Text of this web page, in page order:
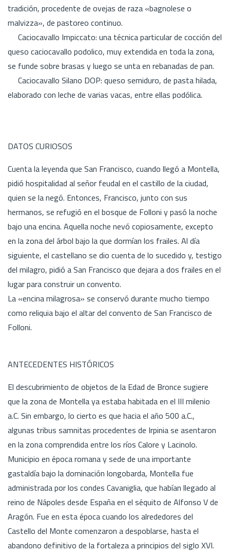
tradición, procedente de ovejas de raza «bagnolese o
malvizza», de pastoreo continuo.
Caciocavallo Impiccato: una técnica particular de cocción del
queso caciocavallo podolico, muy extendida en toda la zona,
se funde sobre brasas y luego se unta en rebanadas de pan.
Caciocavallo Silano DOP: queso semiduro, de pasta hilada,
elaborado con leche de varias vacas, entre ellas podólica.
DATOS CURIOSOS
Cuenta la leyenda que San Francisco, cuando llegó a Montella,
pidió hospitalidad al señor feudal en el castillo de la ciudad,
quien se la negó. Entonces, Francisco, junto con sus
hermanos, se refugió en el bosque de Folloni y pasó la noche
bajo una encina. Aquella noche nevó copiosamente, excepto
en la zona del árbol bajo la que dormían los frailes. Al día
siguiente, el castellano se dio cuenta de lo sucedido y, testigo
del milagro, pidió a San Francisco que dejara a dos frailes en el
lugar para construir un convento.
La «encina milagrosa» se conservó durante mucho tiempo
como reliquia bajo el altar del convento de San Francisco de
Folloni.
ANTECEDENTES HISTÓRICOS
El descubrimiento de objetos de la Edad de Bronce sugiere
que la zona de Montella ya estaba habitada en el III milenio
a.C. Sin embargo, lo cierto es que hacia el año 500 a.C.,
algunas tribus samnitas procedentes de Irpinia se asentaron
en la zona comprendida entre los ríos Calore y Lacinolo.
Municipio en época romana y sede de una importante
gastaldía bajo la dominación longobarda, Montella fue
administrada por los condes Cavaniglia, que habían llegado al
reino de Nápoles desde España en el séquito de Alfonso V de
Aragón. Fue en esta época cuando los alrededores del
Castello del Monte comenzaron a despoblarse, hasta el
abandono definitivo de la fortaleza a principios del siglo XVI.